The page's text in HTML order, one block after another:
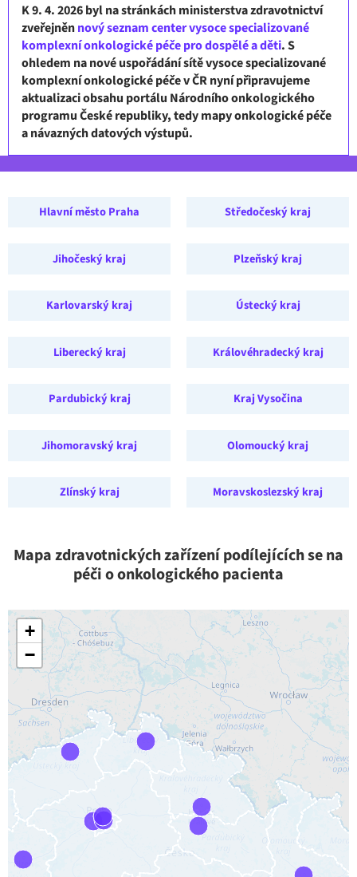
K 9. 4. 2026 byl na stránkách ministerstva zdravotnictví
zveřejněnnový seznam center vysoce specializované
komplexní onkologické péče pro dospělé a děti. S
ohledem na nové uspořádání sítě vysoce specializované
komplexní onkologické péče v ČR nyní připravujeme
aktualizaci obsahu portálu Národního onkologického
programu České republiky, tedy mapy onkologické péče
a návazných datových výstupů.
Hlavní město Praha Středočeský kraj
Jihočeský kraj Plzeňský kraj
Karlovarský kraj Ústecký kraj
Liberecký kraj Královéhradecký kraj
Pardubický kraj Kraj Vysočina
Jihomoravský kraj Olomoucký kraj
Zlínský kraj Moravskoslezský kraj
Mapa zdravotnických zařízení podílejících se na
péči o onkologického pacienta
+
−